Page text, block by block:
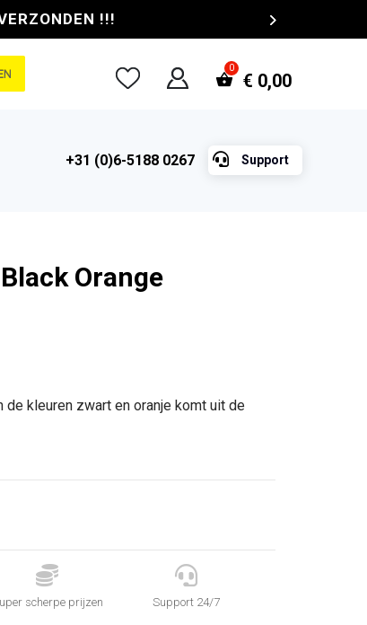
!!!
€ 0,00
+31 (0)6-5188 0267  Support
Orange
kleuren zwart en oranje komt uit de

scherpe prijzen

Support 24/7